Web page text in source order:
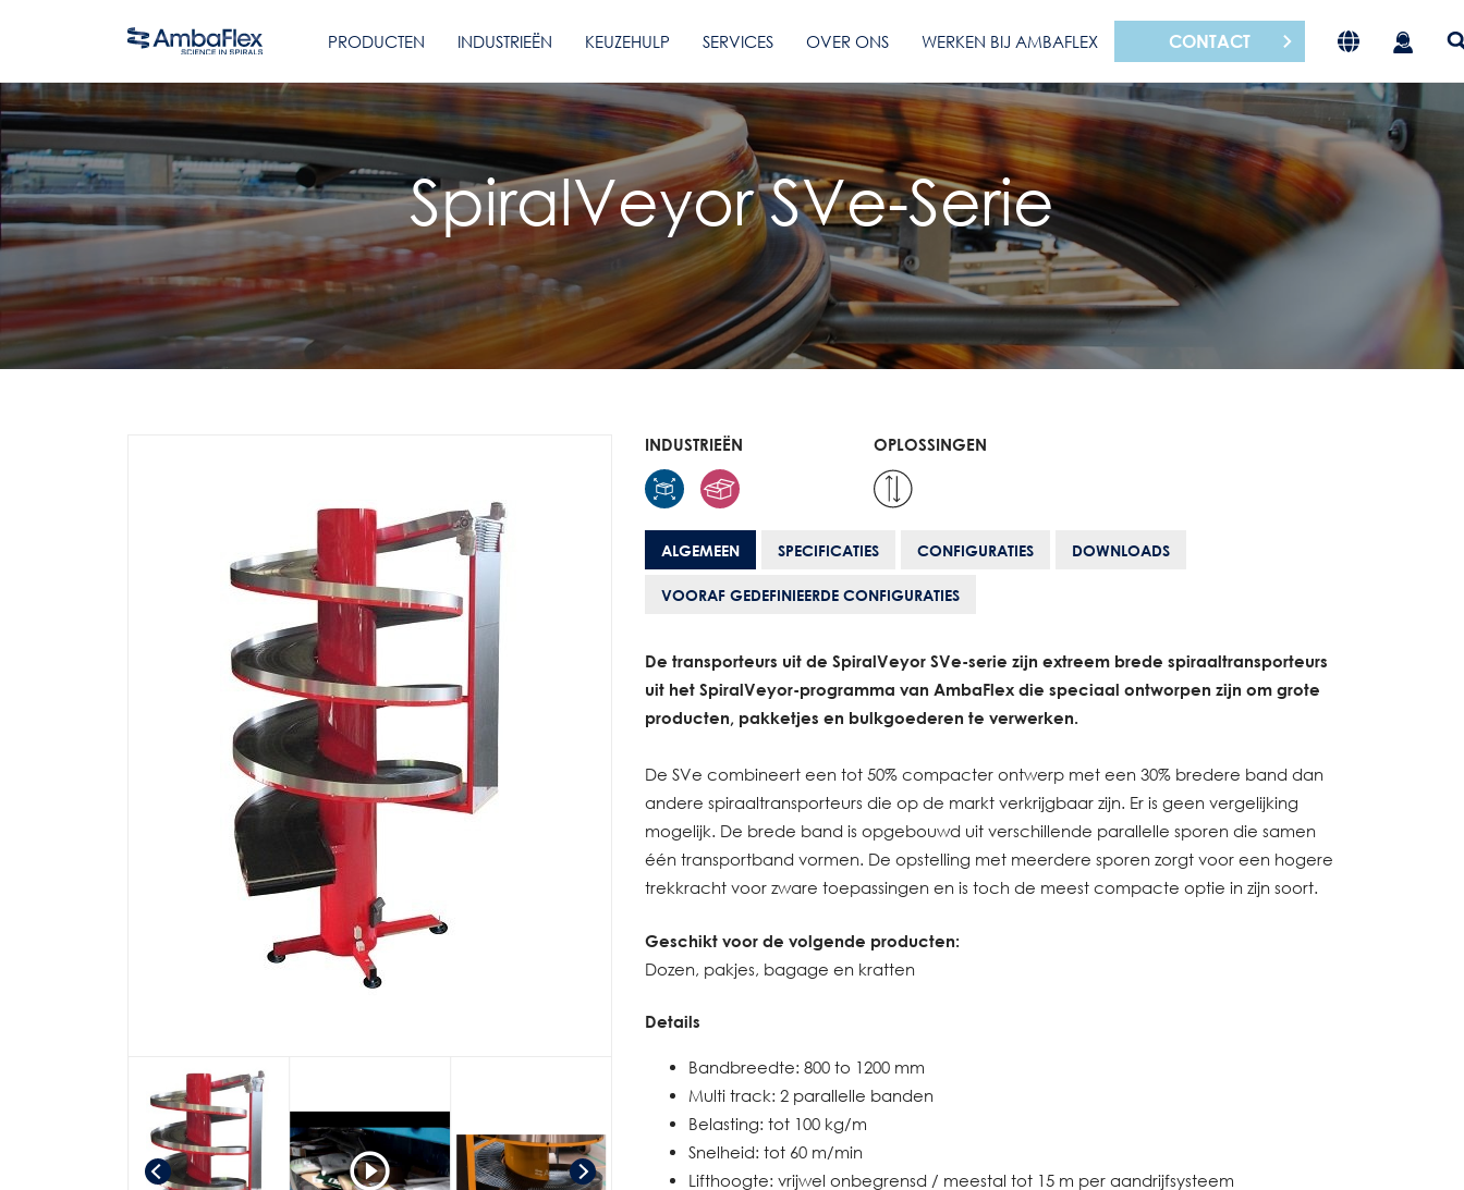
PRODUCTEN INDUSTRIEËN KEUZEHULP SERVICES OVER ONS WERKEN BIJ AMBAFLEX CONTACT
SpiralVeyor SVe-Serie
INDUSTRIEËN OPLOSSINGEN
ALGEMEEN SPECIFICATIES CONFIGURATIES DOWNLOADS
VOORAF GEDEFINIEERDE CONFIGURATIES
De transporteurs uit de SpiralVeyor SVe-serie zijn extreem brede spiraaltransporteurs
uit het SpiralVeyor-programma van AmbaFlex die speciaal ontworpen zijn om grote
producten, pakketjes en bulkgoederen te verwerken.
De SVe combineert een tot 50% compacter ontwerp met een 30% bredere band dan
andere spiraaltransporteurs die op de markt verkrijgbaar zijn. Er is geen vergelijking
mogelijk. De brede band is opgebouwd uit verschillende parallelle sporen die samen
één transportband vormen. De opstelling met meerdere sporen zorgt voor een hogere
trekkracht voor zware toepassingen en is toch de meest compacte optie in zijn soort.
Geschikt voor de volgende producten:
Dozen, pakjes, bagage en kratten
Details
Bandbreedte: 800 to 1200 mm
Multi track: 2 parallelle banden
Belasting: tot 100 kg/m
Snelheid: tot 60 m/min
Lifthoogte: vrijwel onbegrensd / meestal tot 15 m per aandrijfsysteem